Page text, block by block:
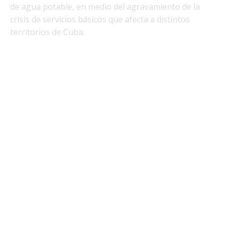
de agua potable, en medio del agravamiento de la
crisis de servicios básicos que afecta a distintos
territorios de Cuba.